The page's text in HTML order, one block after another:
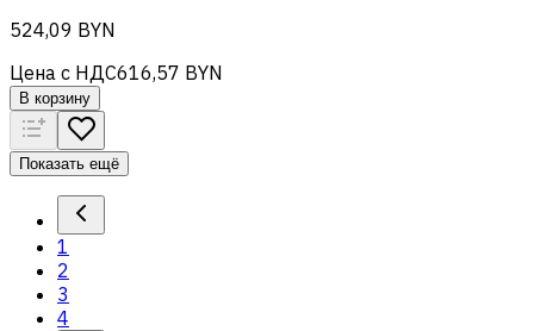
524,09 BYN
Цена с НДС616,57 BYN
В корзину
Показать ещё
1
2
3
4